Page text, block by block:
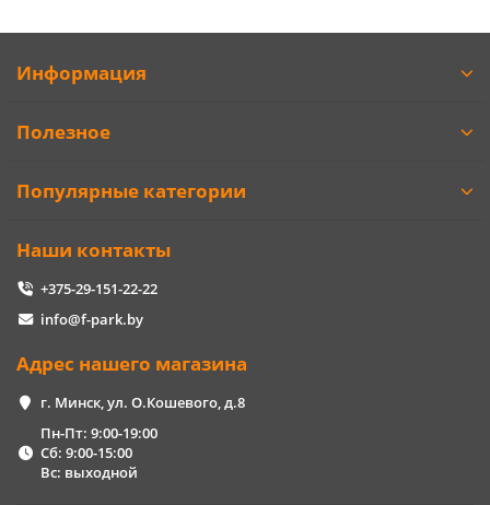
Информация
Полезное
Популярные категории
Наши контакты
+375-29-151-22-22
info@f-park.by
Адрес нашего магазина
г. Минск, ул. О.Кошевого, д.8
Пн-Пт: 9:00-19:00
Сб: 9:00-15:00
Вс: выходной